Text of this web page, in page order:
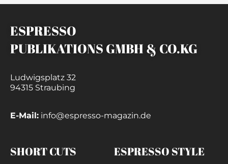
ESPRESSO
PUBLIKATIONS GMBH & CO.KG
Ludwigsplatz 32
94315 Straubing
E-Mail: info@espresso-magazin.de
SHORT CUTS ESPRESSO STYLE